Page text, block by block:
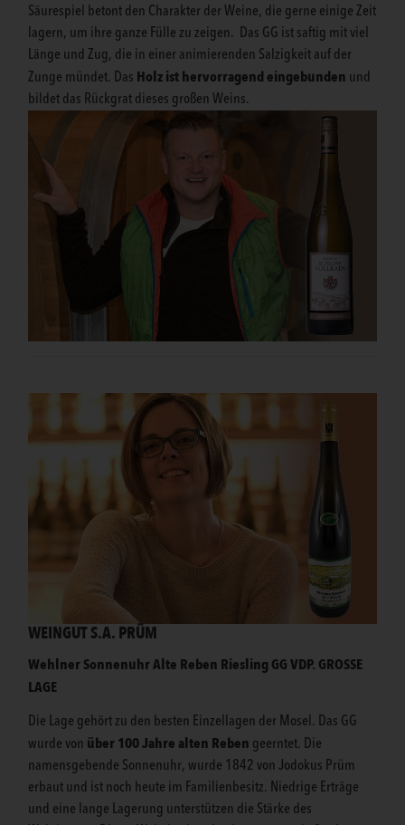
Säurespiel betont den Charakter der Weine, die gerne einige Zeit
lagern, um ihre ganze Fülle zu zeigen. Das GG ist saftig mit viel
Länge und Zug, die in einer animierenden Salzigkeit auf der
Zunge mündet. Das Holz ist hervorragend eingebunden und
bildet das Rückgrat dieses großen Weins.
WEINGUT S.A. PRÜM
Wehlner Sonnenuhr Alte Reben Riesling GGVDP. GROSSE
LAGE
Die Lage gehört zu den besten Einzellagen der Mosel. Das GG
wurde von über 100 Jahre alten Reben geerntet. Die
namensgebende Sonnenuhr, wurde 1842 von Jodokus Prüm
erbaut und ist noch heute im Familienbesitz. Niedrige Erträge
und eine lange Lagerung unterstützen die Stärke des